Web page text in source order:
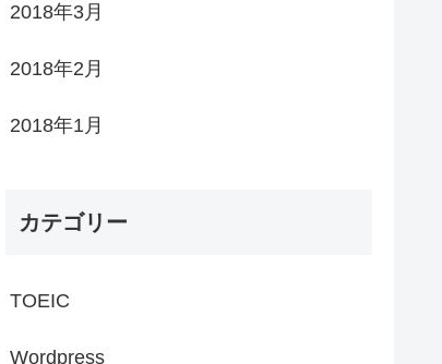
2018年3月
2018年2月
2018年1月
カテゴリー
TOEIC
Wordpress